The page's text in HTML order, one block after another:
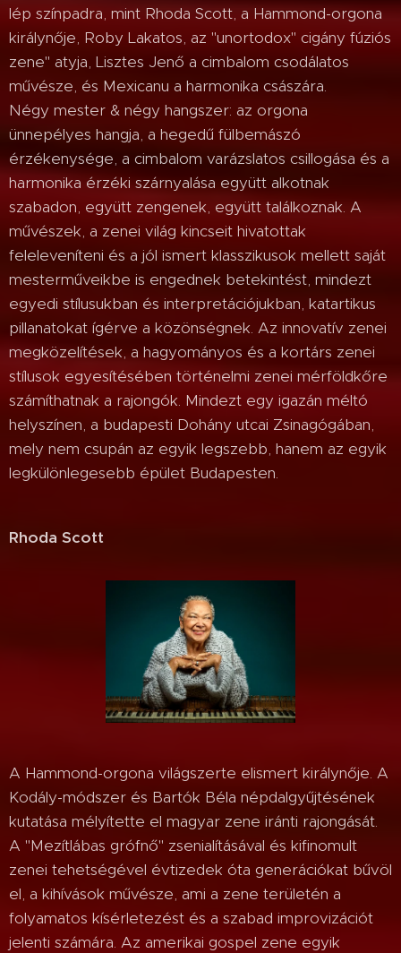
lép színpadra, mint Rhoda Scott, a Hammond-orgona
királynője, Roby Lakatos, az "unortodox" cigány fúziós
zene" atyja, Lisztes Jenő a cimbalom csodálatos
művésze, és Mexicanu a harmonika császára.
Négy mester & négy hangszer: az orgona
ünnepélyes hangja, a hegedű fülbemászó
érzékenysége, a cimbalom varázslatos csillogása és a
harmonika érzéki szárnyalása együtt alkotnak
szabadon, együtt zengenek, együtt találkoznak. A
művészek, a zenei világ kincseit hivatottak
feleleveníteni és a jól ismert klasszikusok mellett saját
mesterműveikbe is engednek betekintést, mindezt
egyedi stílusukban és interpretációjukban, katartikus
pillanatokat ígérve a közönségnek. Az innovatív zenei
megközelítések, a hagyományos és a kortárs zenei
stílusok egyesítésében történelmi zenei mérföldkőre
számíthatnak a rajongók. Mindezt egy igazán méltó
helyszínen, a budapesti Dohány utcai Zsinagógában,
mely nem csupán az egyik legszebb, hanem az egyik
legkülönlegesebb épület Budapesten.
Rhoda Scott
A Hammond-orgona világszerte elismert királynője. A
Kodály-módszer és Bartók Béla népdalgyűjtésének
kutatása mélyítette el magyar zene iránti rajongását.
A "Mezítlábas grófnő" zsenialításával és kifinomult
zenei tehetségével évtizedek óta generációkat bűvöl
el, a kihívások művésze, ami a zene területén a
folyamatos kísérletezést és a szabad improvizációt
jelenti számára. Az amerikai gospel zene egyik